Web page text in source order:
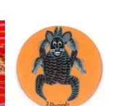
様～
新入荷！ゆった
入荷！大人気のティ
アップ！